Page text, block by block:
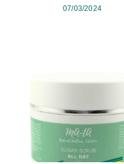
07/03/2024